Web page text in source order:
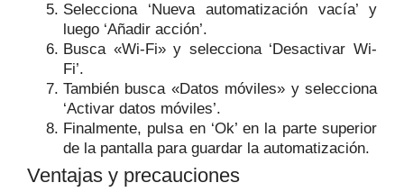
Selecciona ‘Nueva automatización vacía’ y
luego ‘Añadir acción’.
Busca «Wi-Fi» y selecciona ‘Desactivar Wi-
Fi’.
También busca «Datos móviles» y selecciona
‘Activar datos móviles’.
Finalmente, pulsa en ‘Ok’ en la parte superior
de la pantalla para guardar la automatización.
Ventajas y precauciones